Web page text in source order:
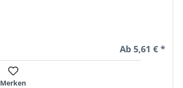
Regulärer
Ab 5,61 € *
Merken